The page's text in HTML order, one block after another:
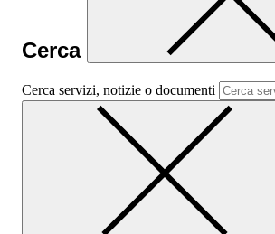
Cerca
Cerca servizi, notizie o documenti